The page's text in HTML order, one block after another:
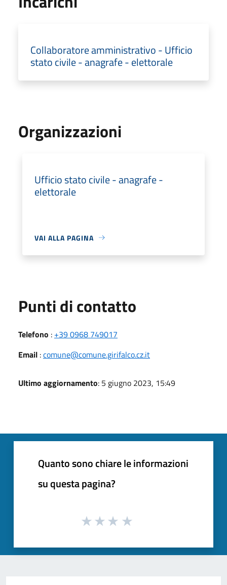
Collaboratore amministrativo - Ufficio
stato civile - anagrafe - elettorale
Organizzazioni
Ufficio stato civile - anagrafe -
elettorale
VAI ALLA PAGINA
Punti di contatto
Telefono : +39 0968 749017
Email :comune@comune.girifalco.cz.it
Ultimo aggiornamento: 5 giugno 2023, 15:49
Quanto sono chiare le informazioni
su questa pagina?